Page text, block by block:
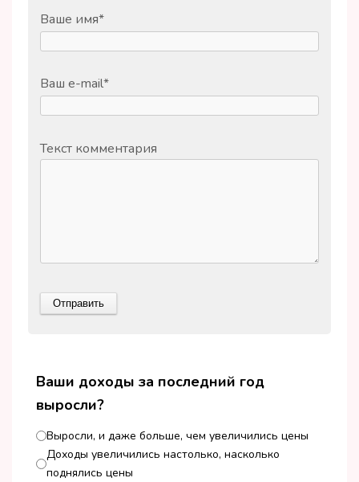
Ваше имя*
Ваш e-mail*
Текст комментария
Ваши доходы за последний год
выросли?
Выросли, и даже больше, чем увеличились цены
Доходы увеличились настолько, насколько
поднялись цены